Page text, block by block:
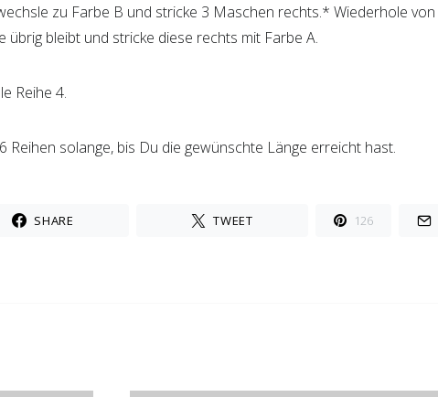
Farbe B 2 Maschen rechts. *Wechsle zu Farbe A und stricke 3
zu Farbe B und stricke 3 Maschen rechts.* Wiederhole von *